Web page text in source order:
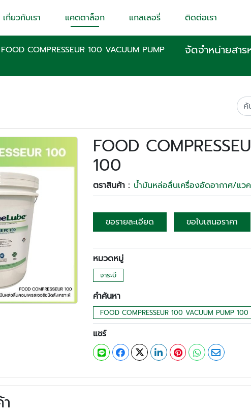
เกี่ยวกับเรา แคตตาล็อก แกลเลอรี่ ติดต่อเรา
FOOD COMPRESSEUR 100 VACUUM PUMP
จัดจำหน่ายสา
FOOD
100
ตราสินค้า : น้ำมันหล่อลื่นเครื่องอัดอากาศ/แว
ขอรายละเอียด ขอใบเสนอราคา
หมวดหมู่
จาระบี
คำค้นหา
FOOD COMPRESSEUR 100 VACUUM PUMP 100
แชร์